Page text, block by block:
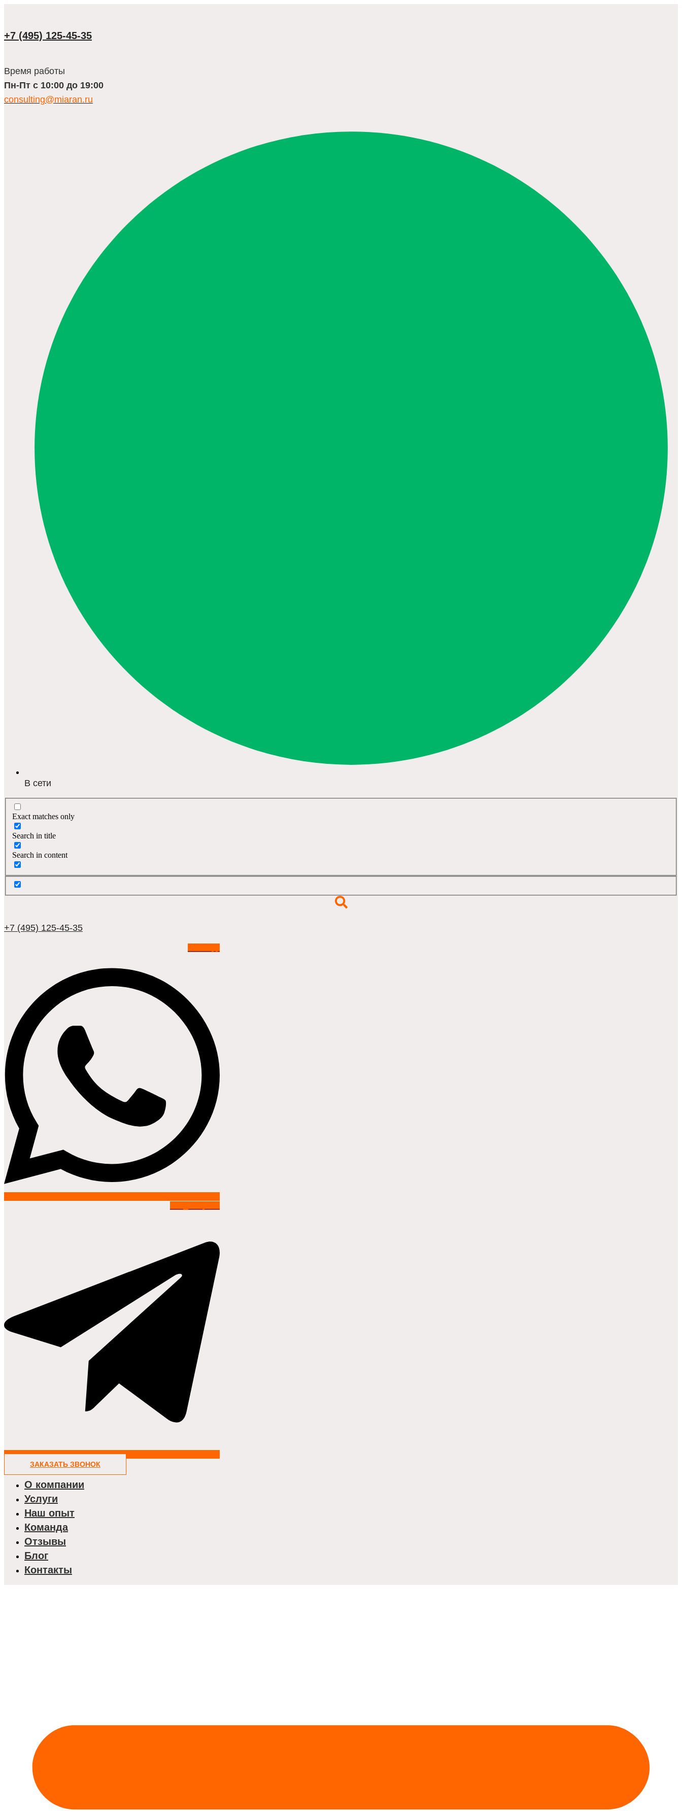
+7 (495) 125-45-35
Время работы
Пн-Пт с 10:00 до 19:00
consulting@miaran.ru
В сети
Exact matches only
Search in title
Search in content
+7 (495) 125-45-35
ЗАКАЗАТЬ ЗВОНОК
О компании
Услуги
Наш опыт
Команда
Отзывы
Блог
Контакты